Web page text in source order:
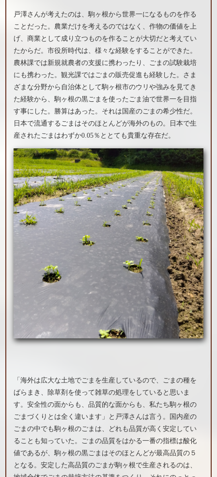
戸澤さんが考えたのは、駒ヶ根から世界一になるものを作る
ことだった。農業だけを考えるのではなく、作物の価値を上
げ、商業として成り立つものを作ることが大切だと考えてい
たからだ。市役所時代は、様々な経験をすることができた。
農林課では新規就農者の支援に携わったり、ごまの試験栽培
にも携わった。観光課ではごまの販売促進も経験した。さま
ざまな分野から自治体として駒ヶ根市のウリや強みを見てき
た経験から、駒ヶ根の黒ごまを使ったごま油で世界一を目指
す事にした。勝算はあった。それは国産のごまの希少性だ。
日本で流通するごまはそのほとんどが海外のもの。日本で生
産されたごまはわずか0.05％ととても貴重な存在だ。
「海外は広大な土地でごまを生産しているので、ごまの種を
ばらまき、除草剤を使って雑草の処理をしていると思いま
す。安全性の面からも、品質的な面からも、私たち駒ヶ根の
ごまづくりとは全く違います」と戸澤さんは言う。国内産の
ごまの中でも駒ヶ根のごまは、どれも品質が高く安定してい
ることも知っていた。ごまの品質をはかる一番の指標は酸化
値であるが、駒ヶ根の黒ごまはそのほとんどが最高品質の５
となる。安定した高品質のごまが駒ヶ根で生産されるのは、